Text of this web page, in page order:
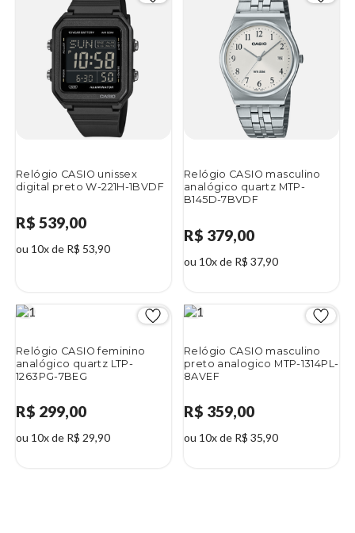
Relógio CASIO unissex
digital preto W-221H-1BVDF
R$ 539,00
ou 10x de R$ 53,90
Relógio CASIO masculino
analógico quartz MTP-
B145D-7BVDF
R$ 379,00
ou 10x de R$ 37,90
Relógio CASIO feminino
analógico quartz LTP-
1263PG-7BEG
R$ 299,00
ou 10x de R$ 29,90
Relógio CASIO masculino
preto analogico MTP-1314PL-
8AVEF
R$ 359,00
ou 10x de R$ 35,90